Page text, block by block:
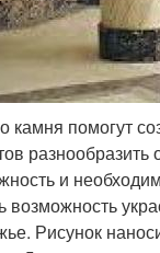
камня помогут
разнообразить
и
возможность
Рисунок